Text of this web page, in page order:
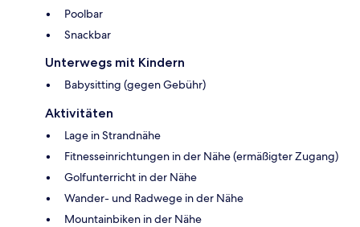
Poolbar
Snackbar
Unterwegs mit Kindern
Babysitting (gegen Gebühr)
Aktivitäten
Lage in Strandnähe
Fitnesseinrichtungen in der Nähe (ermäßigter Zugang)
Golfunterricht in der Nähe
Wander- und Radwege in der Nähe
Mountainbiken in der Nähe